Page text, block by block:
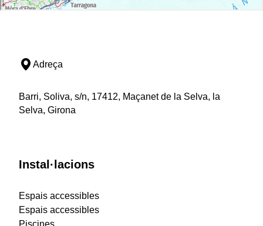
Adreça
Barri, Soliva, s/n, 17412, Maçanet de la Selva, la
Selva, Girona
Instal·lacions
Espais accessibles
Espais accessibles
Piscines